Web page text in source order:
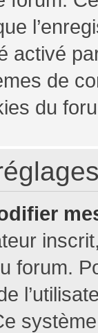
activé
de
du
forum.